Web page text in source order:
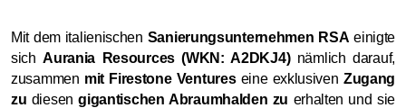
Mit dem italienischen Sanierungsunternehmen RSA einigte
sichAurania Resources (WKN: A2DKJ4)nämlich darauf,
zusammen mit Firestone Ventureseine exklusiven Zugang
zu diesengigantischen Abraumhalden zu erhalten und sie